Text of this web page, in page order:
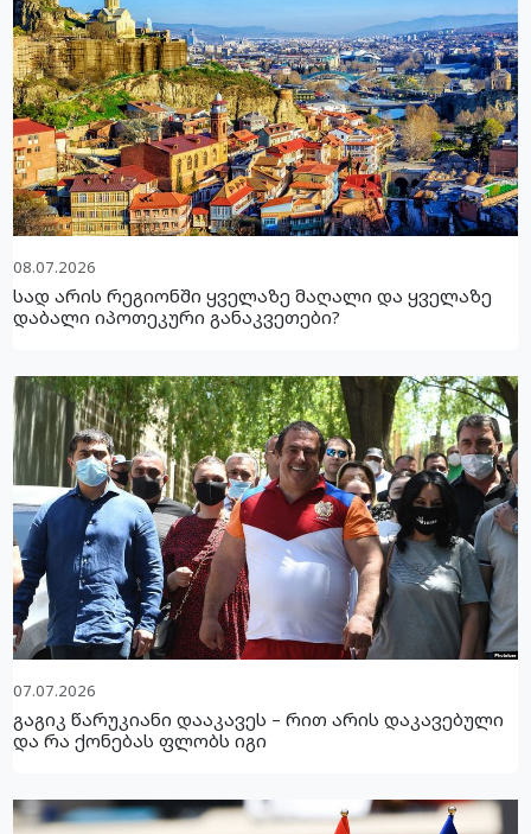
08.07.2026
სად არის რეგიონში ყველაზე მაღალი და ყველაზე
დაბალი იპოთეკური განაკვეთები?
07.07.2026
გაგიკ წარუკიანი დააკავეს – რით არის დაკავებული
და რა ქონებას ფლობს იგი